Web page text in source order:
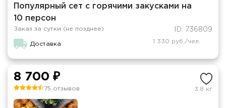
Популярный сет с горячими закусками на
10 персон
Заказ за сутки (не позднее) ID: 736809
Доставка 1 330 руб./чел.
8 700 ₽
75 отзывов 3.8 кг